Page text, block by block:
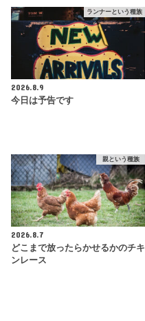
ランナーという種族
2026.8.9
今日は予告です
親という種族
2026.8.7
どこまで放ったらかせるかのチキ
ンレース